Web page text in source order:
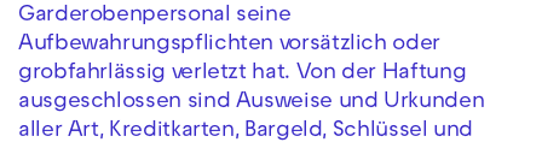
Garderobenpersonal seine
Aufbewahrungspflichten vorsätzlich oder
grobfahrlässig verletzt hat. Von der Haftung
ausgeschlossen sind Ausweise und Urkunden
aller Art, Kreditkarten, Bargeld, Schlüssel und